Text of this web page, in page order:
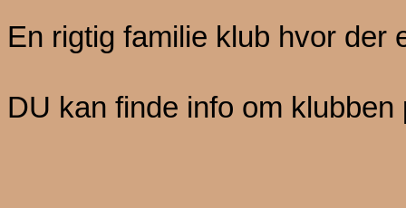
En rigtig familie klub hvor der
DU kan finde info om